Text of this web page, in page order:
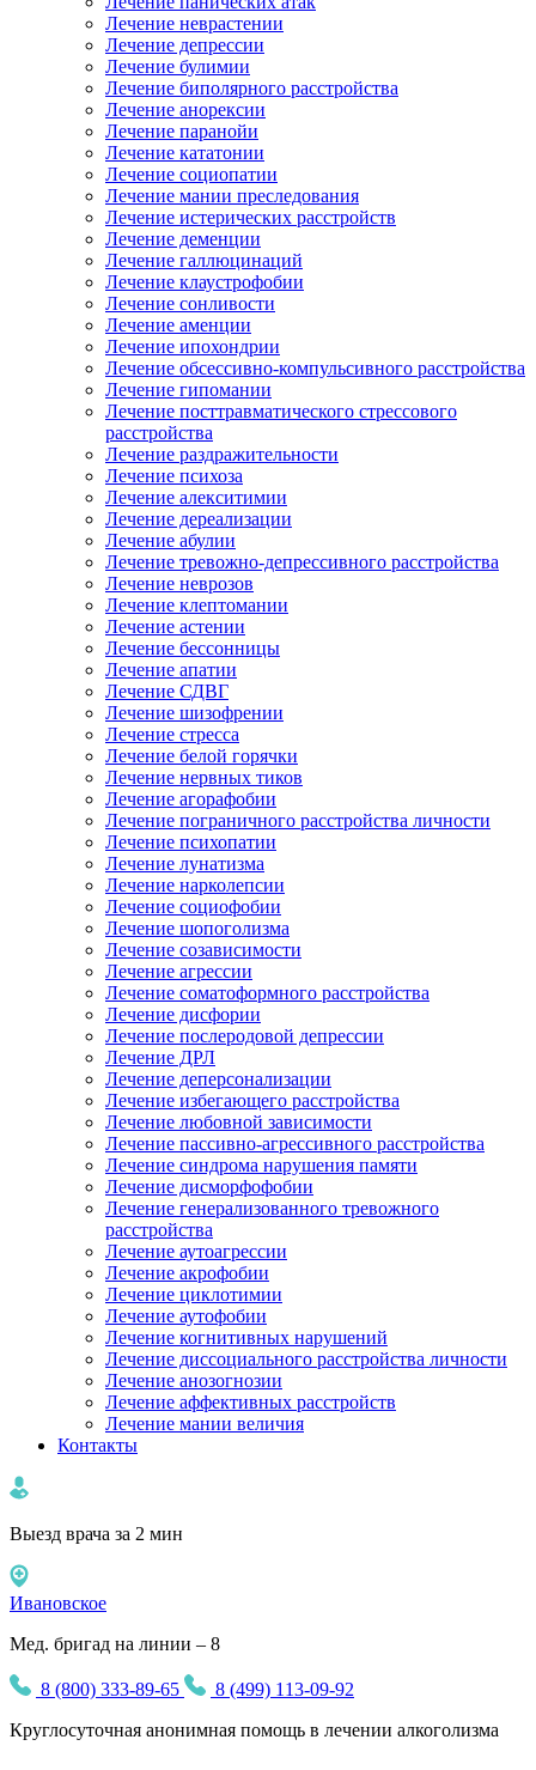
Лечение неврастении
Лечение депрессии
Лечение булимии
Лечение биполярного расстройства
Лечение анорексии
Лечение паранойи
Лечение кататонии
Лечение социопатии
Лечение мании преследования
Лечение истерических расстройств
Лечение деменции
Лечение галлюцинаций
Лечение клаустрофобии
Лечение сонливости
Лечение аменции
Лечение ипохондрии
Лечение обсессивно-компульсивного расстройства
Лечение гипомании
Лечение посттравматического стрессового
расстройства
Лечение раздражительности
Лечение психоза
Лечение алекситимии
Лечение дереализации
Лечение абулии
Лечение тревожно-депрессивного расстройства
Лечение неврозов
Лечение клептомании
Лечение астении
Лечение бессонницы
Лечение апатии
Лечение СДВГ
Лечение шизофрении
Лечение стресса
Лечение белой горячки
Лечение нервных тиков
Лечение агорафобии
Лечение пограничного расстройства личности
Лечение психопатии
Лечение лунатизма
Лечение нарколепсии
Лечение социофобии
Лечение шопоголизма
Лечение созависимости
Лечение агрессии
Лечение соматоформного расстройства
Лечение дисфории
Лечение послеродовой депрессии
Лечение ДРЛ
Лечение деперсонализации
Лечение избегающего расстройства
Лечение любовной зависимости
Лечение пассивно-агрессивного расстройства
Лечение синдрома нарушения памяти
Лечение дисморфофобии
Лечение генерализованного тревожного
расстройства
Лечение аутоагрессии
Лечение акрофобии
Лечение циклотимии
Лечение аутофобии
Лечение когнитивных нарушений
Лечение диссоциального расстройства личности
Лечение анозогнозии
Лечение аффективных расстройств
Лечение мании величия
Контакты
Выезд врача за 2 мин
Ивановское
Мед. бригад на линии – 8
8 (800) 333-89-65
8 (499) 113-09-92
Круглосуточная анонимная помощь в лечении алкоголизма